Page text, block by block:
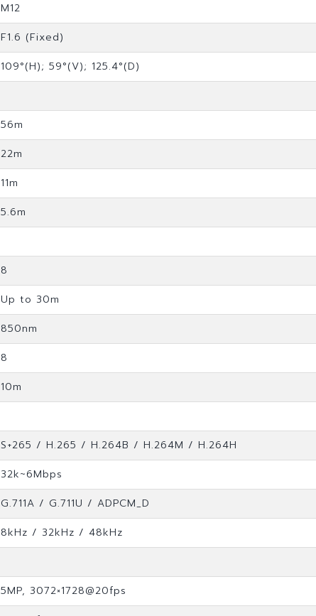
M12
F1.6 (Fixed)
109°(H); 59°(V); 125.4°(D)
56m
22m
11m
5.6m
8
Up to 30m
850nm
8
10m
S+265 / H.265 / H.264B / H.264M / H.264H
32k~6Mbps
G.711A / G.711U / ADPCM_D
8kHz / 32kHz / 48kHz
5MP, 3072×1728@20fps